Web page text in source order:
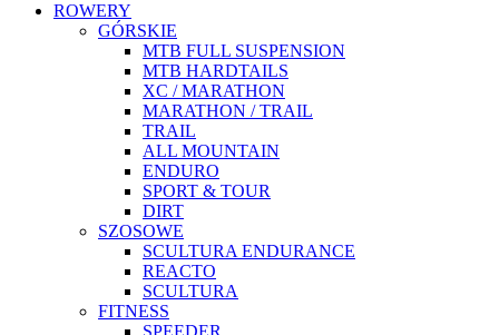
ROWERY
GÓRSKIE
MTB FULL SUSPENSION
MTB HARDTAILS
XC / MARATHON
MARATHON / TRAIL
TRAIL
ALL MOUNTAIN
ENDURO
SPORT & TOUR
DIRT
SZOSOWE
SCULTURA ENDURANCE
REACTO
SCULTURA
FITNESS
SPEEDER